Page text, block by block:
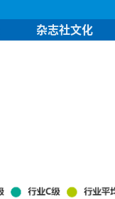
杂志社文化